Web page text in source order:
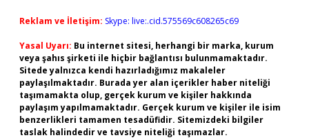
Reklam ve İletişim: Skype: live:.cid.575569c608265c69
Yasal Uyarı: Bu internet sitesi, herhangi bir marka, kurum
veya şahıs şirketi ile hiçbir bağlantısı bulunmamaktadır.
Sitede yalnızca kendi hazırladığımız makaleler
paylaşılmaktadır. Burada yer alan içerikler haber niteliği
taşımamakta olup, gerçek kurum ve kişiler hakkında
paylaşım yapılmamaktadır. Gerçek kurum ve kişiler ile isim
benzerlikleri tamamen tesadüfidir. Sitemizdeki bilgiler
taslak halindedir ve tavsiye niteliği taşımazlar.